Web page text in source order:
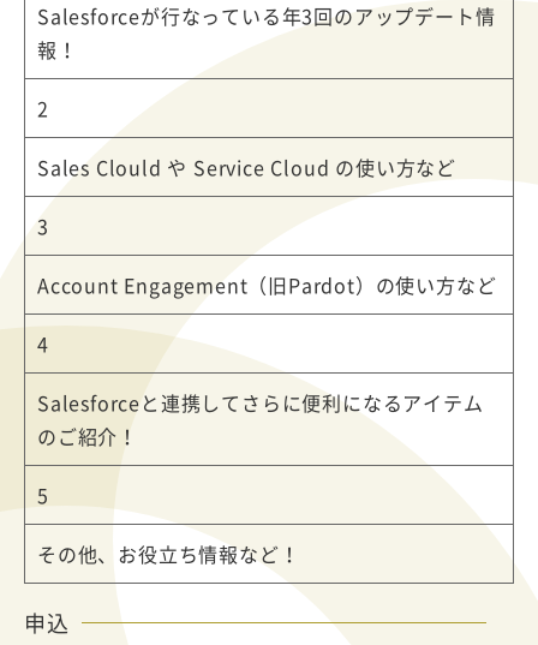
Salesforceが行なっている年3回のアップデート情
報！
2
Sales Clould や Service Cloud の使い方など
3
Account Engagement（旧Pardot）の使い方など
4
Salesforceと連携してさらに便利になるアイテム
のご紹介！
5
その他、お役立ち情報など！
申込